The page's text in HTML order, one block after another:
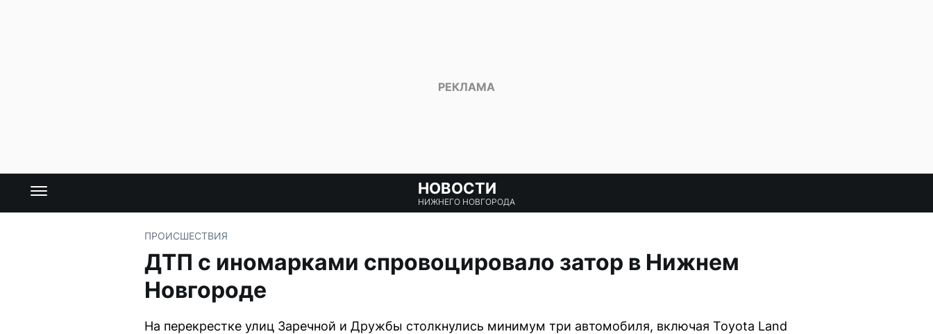
НОВОСТИ
НИЖНЕГО НОВГОРОДА
ПРОИСШЕСТВИЯ
ДТП с иномарками спровоцировало затор в Нижнем
Новгороде
На перекрестке улиц Заречной и Дружбы столкнулись минимум три автомобиля, включая Toyota Land